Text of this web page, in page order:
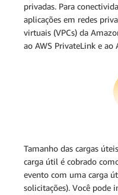
privadas. Para
aplicações em redes
virtuais (VPCs) da
ao AWS PrivateLink e ao
Tamanho das cargas
carga útil é cobrado
evento com uma carga
solicitações). Você pode